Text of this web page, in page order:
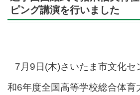
ピング講演を行いました
7月9日(木)さいたま市文化セ
和6年度全国高等学校総合体育